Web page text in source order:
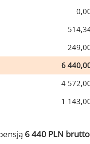
6
4
1
6 440 PLN brutto